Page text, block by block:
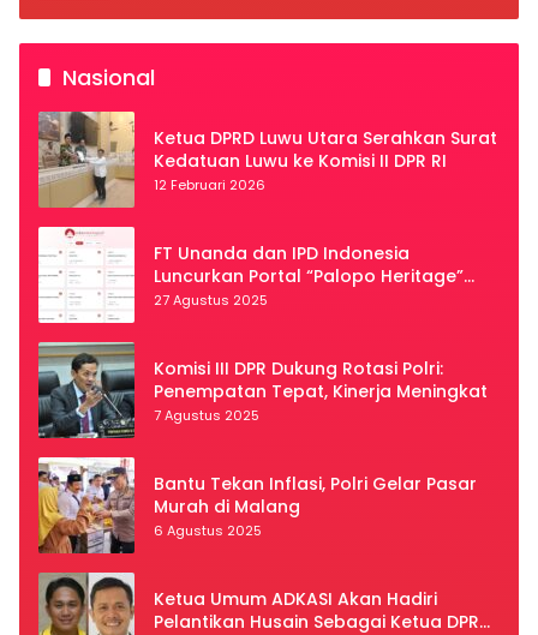
Nasional
Ketua DPRD Luwu Utara Serahkan Surat
Kedatuan Luwu ke Komisi II DPR RI
12 Februari 2026
FT Unanda dan IPD Indonesia
Luncurkan Portal “Palopo Heritage”
Secara Virtual
27 Agustus 2025
Komisi III DPR Dukung Rotasi Polri:
Penempatan Tepat, Kinerja Meningkat
7 Agustus 2025
Bantu Tekan Inflasi, Polri Gelar Pasar
Murah di Malang
6 Agustus 2025
Ketua Umum ADKASI Akan Hadiri
Pelantikan Husain Sebagai Ketua DPRD